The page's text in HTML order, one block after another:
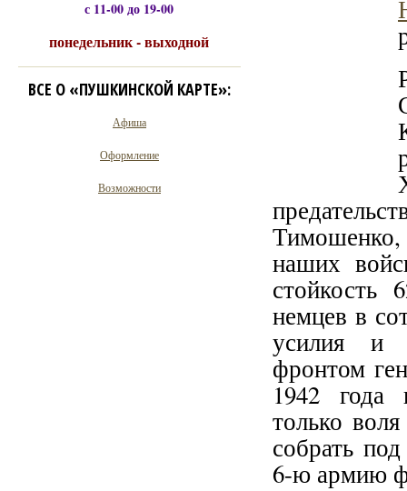
наших
стойкость
немцев в
усилия и
фронтом
1942 года
только
собрать
6-ю армию
с 11-00 до 19-00
понедельник - выходной
ВСЕ О «ПУШКИНСКОЙ КАРТЕ»:
Афиша
Оформление
Возможности